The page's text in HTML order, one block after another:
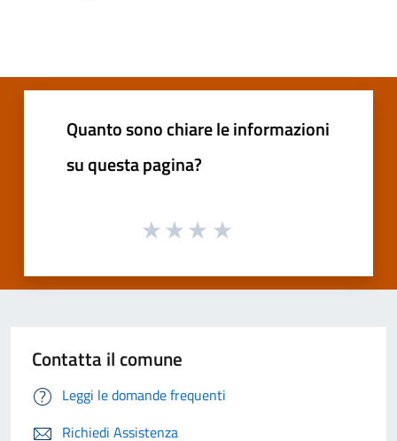
Quanto sono chiare le informazioni
su questa pagina?
Contatta il comune
Leggi le domande frequenti
Richiedi Assistenza